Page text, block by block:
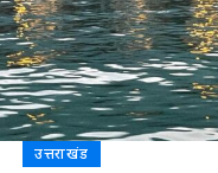
उत्तराखंड